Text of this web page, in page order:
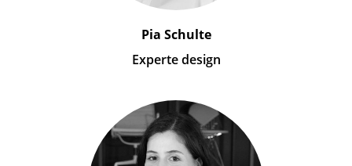
Pia Schulte
Experte design